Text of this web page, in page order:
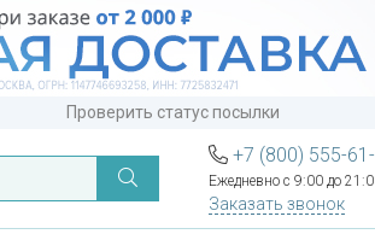
Проверить статус посылки
+7 (800) 555-
Ежедневно с 9:00 до
Заказать звонок